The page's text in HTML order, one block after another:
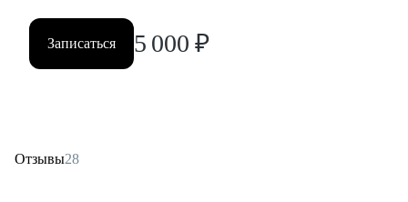
Записаться 5 000 ₽
Отзывы28